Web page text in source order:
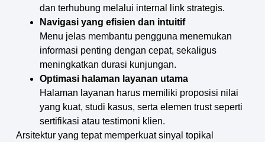
dan terhubung melalui internal link strategis.
Navigasi yang efisien dan intuitif
Menu jelas membantu pengguna menemukan
informasi penting dengan cepat, sekaligus
meningkatkan durasi kunjungan.
Optimasi halaman layanan utama
Halaman layanan harus memiliki proposisi nilai
yang kuat, studi kasus, serta elemen trust seperti
sertifikasi atau testimoni klien.
Arsitektur yang tepat memperkuat sinyal topikal